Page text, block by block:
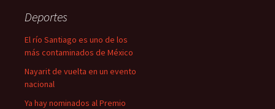
Deportes
El río Santiago es uno de los
más contaminados de México
Nayarit de vuelta en un evento
nacional
Ya hay nominados al Premio